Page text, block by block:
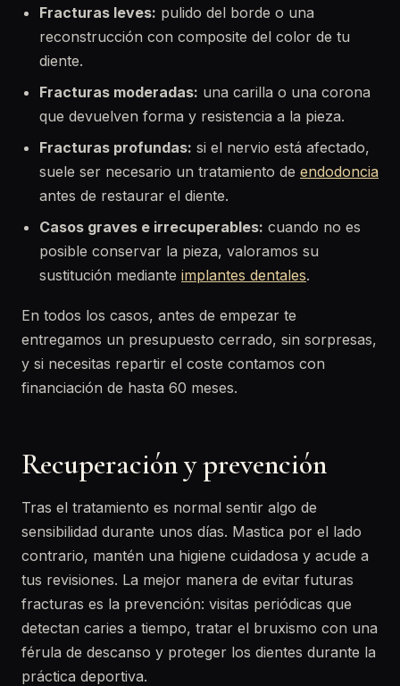
Fracturas leves: pulido del borde o una
reconstrucción con composite del color de tu
diente.
Fracturas moderadas: una carilla o una corona
que devuelven forma y resistencia a la pieza.
Fracturas profundas: si el nervio está afectado,
suele ser necesario un tratamiento de endodoncia
antes de restaurar el diente.
Casos graves e irrecuperables: cuando no es
posible conservar la pieza, valoramos su
sustitución mediante implantes dentales.
En todos los casos, antes de empezar te
entregamos un presupuesto cerrado, sin sorpresas,
y si necesitas repartir el coste contamos con
financiación de hasta 60 meses.
Recuperación y prevención
Tras el tratamiento es normal sentir algo de
sensibilidad durante unos días. Mastica por el lado
contrario, mantén una higiene cuidadosa y acude a
tus revisiones. La mejor manera de evitar futuras
fracturas es la prevención: visitas periódicas que
detectan caries a tiempo, tratar el bruxismo con una
férula de descanso y proteger los dientes durante la
práctica deportiva.